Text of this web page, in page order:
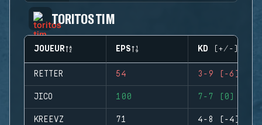
TORITOS TIM
JOUEUR EPS KD (+/-)
RETTER 54 3-9 (-6)
JICO 100 7-7 (0)
KREEVZ 71 4-8 (-4)